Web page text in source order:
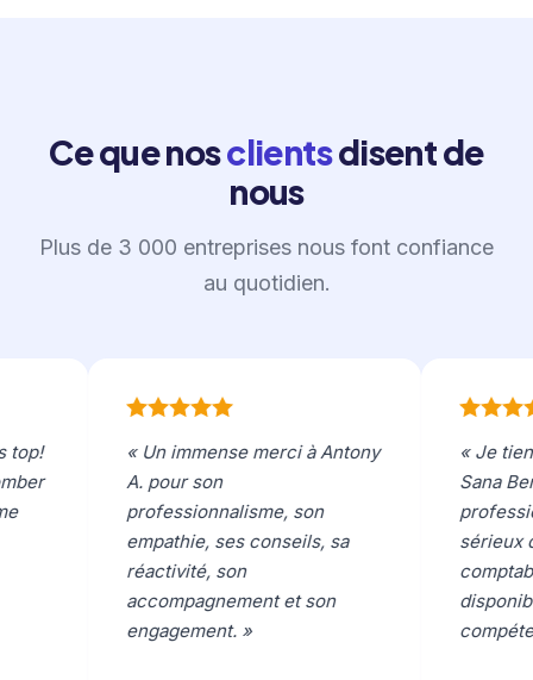
Ce que nosclientsdisent de
nous
Plus de 3 000 entreprises nous font confiance
au quotidien.
« Un immense merci à Antony
A. pour son
professionnalisme, son
empathie, ses conseils, sa
réactivité, son
accompagnement et son
engagement. »
« Je
Sana
sérieux